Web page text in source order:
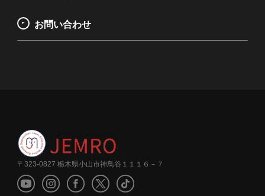
お問い合わせ
〒323-0827 栃木県小山市神鳥谷１１１６－７